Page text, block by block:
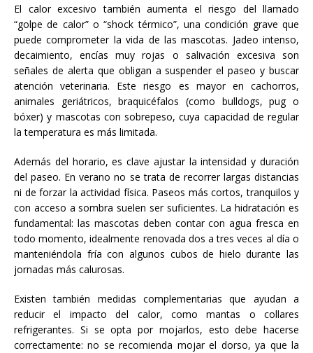
El calor excesivo también aumenta el riesgo del llamado
“golpe de calor” o “shock térmico”, una condición grave que
puede comprometer la vida de las mascotas. Jadeo intenso,
decaimiento, encías muy rojas o salivación excesiva son
señales de alerta que obligan a suspender el paseo y buscar
atención veterinaria. Este riesgo es mayor en cachorros,
animales geriátricos, braquicéfalos (como bulldogs, pug o
bóxer) y mascotas con sobrepeso, cuya capacidad de regular
la temperatura es más limitada.
Además del horario, es clave ajustar la intensidad y duración
del paseo. En verano no se trata de recorrer largas distancias
ni de forzar la actividad física. Paseos más cortos, tranquilos y
con acceso a sombra suelen ser suficientes. La hidratación es
fundamental: las mascotas deben contar con agua fresca en
todo momento, idealmente renovada dos a tres veces al día o
manteniéndola fría con algunos cubos de hielo durante las
jornadas más calurosas.
Existen también medidas complementarias que ayudan a
reducir el impacto del calor, como mantas o collares
refrigerantes. Si se opta por mojarlos, esto debe hacerse
correctamente: no se recomienda mojar el dorso, ya que la